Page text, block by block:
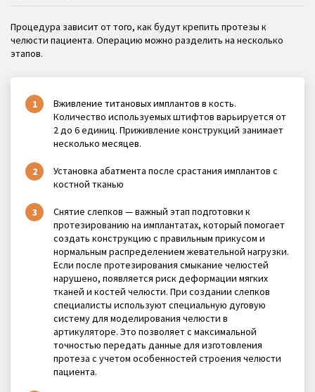
Процедура зависит от того, как будут крепить протезы к
челюсти пациента. Операцию можно разделить на несколько
этапов.
Вживление титановых имплантов в кость.
Количество используемых штифтов варьируется от
2 до 6 единиц. Приживление конструкций занимает
несколько месяцев.
Установка абатмента после срастания имплантов с
костной тканью
Снятие слепков — важный этап подготовки к
протезированию на имплантатах, который помогает
создать конструкцию с правильным прикусом и
нормальным распределением жевательной нагрузки.
Если после протезирования смыкание челюстей
нарушено, появляется риск деформации мягких
тканей и костей челюсти. При создании слепков
специалисты используют специальную дуговую
систему для моделирования челюсти в
артикуляторе. Это позволяет с максимальной
точностью передать данные для изготовления
протеза с учетом особенностей строения челюсти
пациента.